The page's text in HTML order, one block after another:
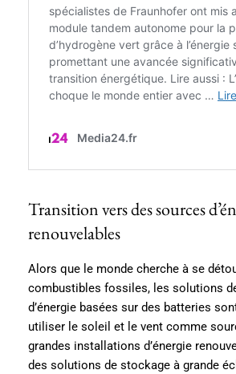
Transition vers des sources
renouvelables
Alors que le monde cherche à se
combustibles fossiles, les solutions
d’énergie basées sur des batteries
utiliser le soleil et le vent comme
grandes installations d’énergie
des solutions de stockage à grande